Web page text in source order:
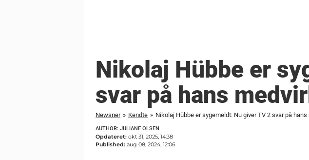
Nikolaj Hübbe er
svar på hans
Newsner » Kendte » Nikolaj Hübbe er sygemeldt: Nu giver TV 2 svar på
AUTHOR: JULIANE OLSEN
Opdateret: okt 31, 2025, 14:38
Published: aug 08, 2024, 12:06